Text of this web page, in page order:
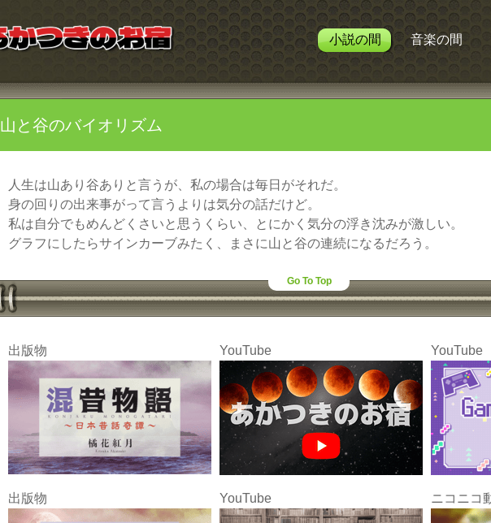
小説の間 音楽の間
山と谷のバイオリズム
人生は山あり谷ありと言うが、私の場合は毎日がそれだ。
身の回りの出来事がって言うよりは気分の話だけど。
私は自分でもめんどくさいと思うくらい、とにかく気分の浮き沈みが激しい。
グラフにしたらサインカーブみたく、まさに山と谷の連続になるだろう。
Go To Top
出版物
出版物
YouTube
YouTube
YouTube
ニコニコ